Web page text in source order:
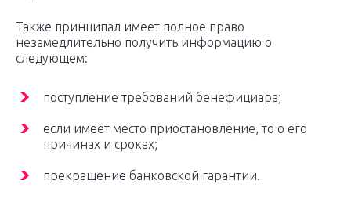
Также принципал имеет полное право
незамедлительно получить информацию о
следующем:
поступление требований бенефициара;
если имеет место приостановление, то о его
причинах и сроках;
прекращение банковской гарантии.